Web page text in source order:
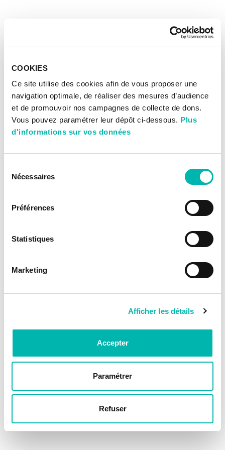
COOKIES
Ce site utilise des cookies afin de vous proposer une
navigation optimale, de réaliser des mesures d’audience
et de promouvoir nos campagnes de collecte de dons.
Vous pouvez paramétrer leur dépôt ci-dessous. Plus
d'informations sur vos données
Nécessaires
Préférences
Statistiques
Marketing
Afficher les détails
Accepter
Paramétrer
Refuser